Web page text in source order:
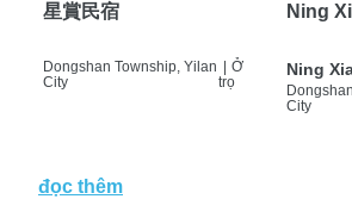
星賞民宿
Dongshan Township, Yilan
City
Ở
trọ
Ning
Ning
City
đọc thêm